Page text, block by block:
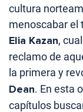
cultura
menoscabar el
Elia Kazan,
reclamo de
la primera y
Dean. En esta
capítulos